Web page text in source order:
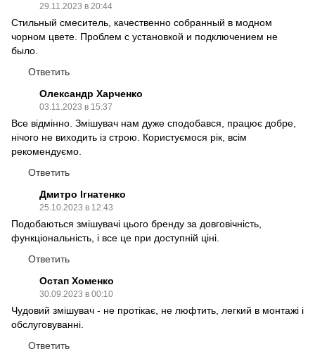
29.11.2023 в 20:44
Стильный смеситель, качественно собранный в модном
чорном цвете. Проблем с установкой и подключением не
было.
Ответить
Олександр Харченко
03.11.2023 в 15:37
Все відмінно. Змішувач нам дуже сподобався, працює добре,
нічого не виходить із строю. Користуємося рік, всім
рекомендуємо.
Ответить
Дмитро Ігнатенко
25.10.2023 в 12:43
Подобаються змішувачі цього бренду за довговічність,
функціональність, і все це при доступній ціні.
Ответить
Остап Хоменко
30.09.2023 в 00:10
Чудовий змішувач - не протікає, не люфтить, легкий в монтажі і
обслуговуванні.
Ответить